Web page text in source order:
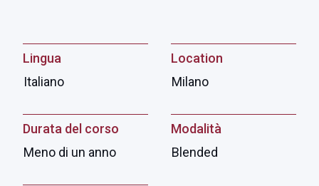
Lingua
Italiano
Location
Milano
Durata del corso
Meno di un anno
Modalità
Blended